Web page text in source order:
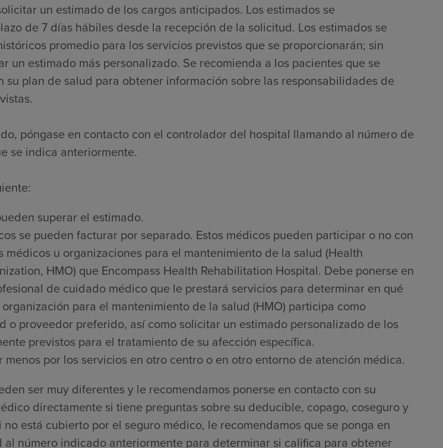
un estimado de los cargos anticipados. Los estimados se
de 7 días hábiles desde la recepción de la solicitud. Los estimados se
promedio para los servicios previstos que se proporcionarán; sin
un estimado más personalizado. Se recomienda a los pacientes que se
su plan de salud para obtener información sobre las responsabilidades de
póngase en contacto con el controlador del hospital llamando al número de
se indica anteriormente.
superar el estimado.
se pueden facturar por separado. Estos médicos pueden participar o no con
médicos u organizaciones para el mantenimiento de la salud (Health
HMO) que Encompass Health Rehabilitation Hospital. Debe ponerse en
de cuidado médico que le prestará servicios para determinar en qué
para el mantenimiento de la salud (HMO) participa como
o proveedor preferido, así como solicitar un estimado personalizado de los
previstos para el tratamiento de su afección específica.
menos por los servicios en otro centro o en otro entorno de atención médica.
ser muy diferentes y le recomendamos ponerse en contacto con su
directamente si tiene preguntas sobre su deducible, copago, coseguro y
está cubierto por el seguro médico, le recomendamos que se ponga en
al número indicado anteriormente para determinar si califica para obtener